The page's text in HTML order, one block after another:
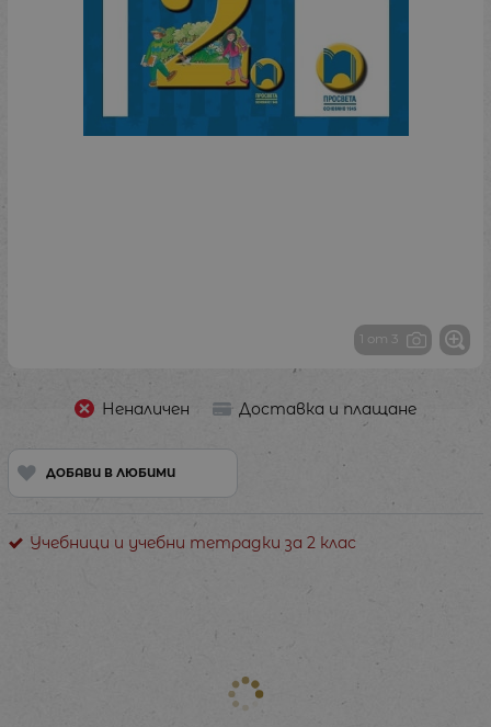
1 от 3
Неналичен Доставка и плащане
ДОБАВИ В ЛЮБИМИ
Учебници и учебни тетрадки за 2 клас